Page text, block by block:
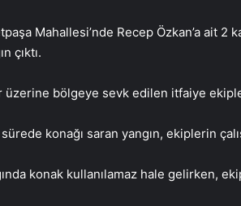
Mahallesi’nde Recep Özkan’a ait
çıktı.
üzerine bölgeye sevk edilen itfaiye
sürede konağı saran yangın, ekiplerin
konak kullanılamaz hale gelirken,